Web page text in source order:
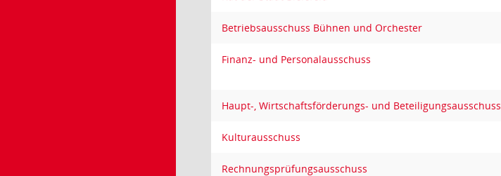
Betriebsausschuss Bühnen und Orchester
Finanz- und Personalausschuss
Haupt-, Wirtschaftsförderungs- und Beteiligungsausschuss
Kulturausschuss
Rechnungsprüfungsausschuss